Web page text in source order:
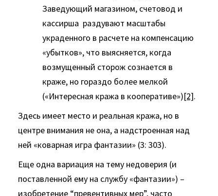
Заведующий магазином, счетовод и
кассирша раздувают масштабы
украденного в расчете на компенсацию
«убытков», что выясняется, когда
возмущенный сторож сознается в
краже, но гораздо более мелкой
(«Интересная кража в кооперативе»)[2].
Здесь имеет место и реальная кража, но в
центре внимания не она, а надстроенная над
ней «коварная игра фантазии» (3: 303).
Еще одна вариация на тему недоверия (и
поставленной ему на службу «фантазии») –
изобретение “превентивных мер”, часто